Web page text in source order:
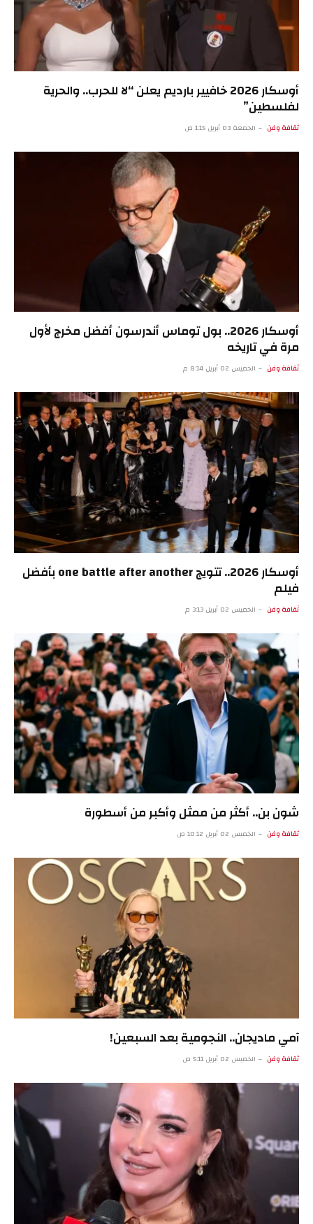
أوسكار 2026 خافيير بارديم يعلن “لا للحرب.. والحرية
لفلسطين”
ثقافة وفن الجمعة 03 أبريل 1:15 ص
أوسكار 2026.. بول توماس أندرسون أفضل مخرج لأول
مرة في تاريخه
ثقافة وفن الخميس 02 أبريل 8:14 م
أوسكار 2026.. تتويج one battle after another بأفضل
فيلم
ثقافة وفن الخميس 02 أبريل 3:13 م
شون بن.. أكثر من ممثل وأكبر من أسطورة
ثقافة وفن الخميس 02 أبريل 10:12 ص
آمي ماديجان.. النجومية بعد السبعين!
ثقافة وفن الخميس 02 أبريل 5:11 ص